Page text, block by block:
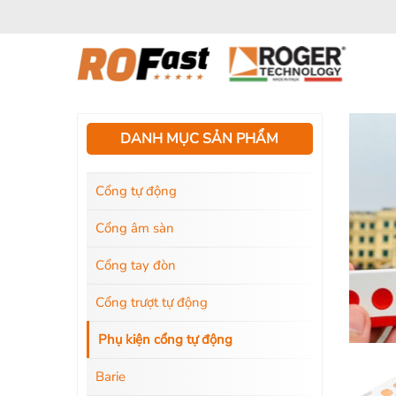
DANH MỤC SẢN PHẨM
Cổng tự động
Cổng âm sàn
Cổng tay đòn
Cổng trượt tự động
Phụ kiện cổng tự động
Barie